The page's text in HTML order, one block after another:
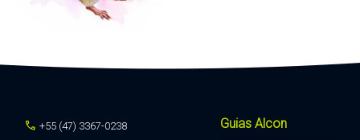
call +55 (47) 3367-0238 Guias Alcon